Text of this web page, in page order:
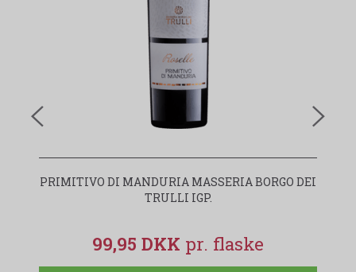
PRIMITIVO DI MANDURIA MASSERIA BORGO DEI
TRULLI IGP.
99,95 DKK